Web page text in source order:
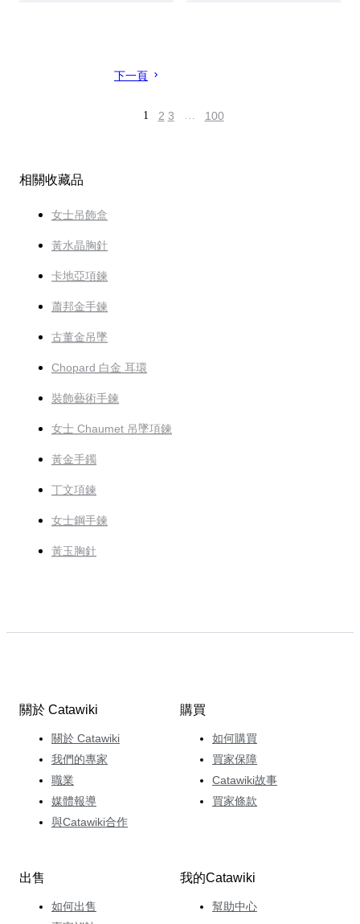
下一頁
1 2 3 … 100
相關收藏品
女士吊飾盒
黃水晶胸針
卡地亞項鍊
蕭邦金手鍊
古董金吊墜
Chopard 白金 耳環
裝飾藝術手鍊
女士 Chaumet 吊墜項鍊
黃金手鐲
丁文項鍊
女士鋼手鍊
黃玉胸針
關於 Catawiki
關於 Catawiki
我們的專家
職業
媒體報導
與Catawiki合作
購買
如何購買
買家保障
Catawiki故事
買家條款
出售
如何出售
我的Catawiki
幫助中心